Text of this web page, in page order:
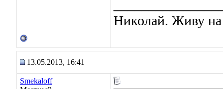
Николай. Живу на
13.05.2013, 16:41
Smekaloff